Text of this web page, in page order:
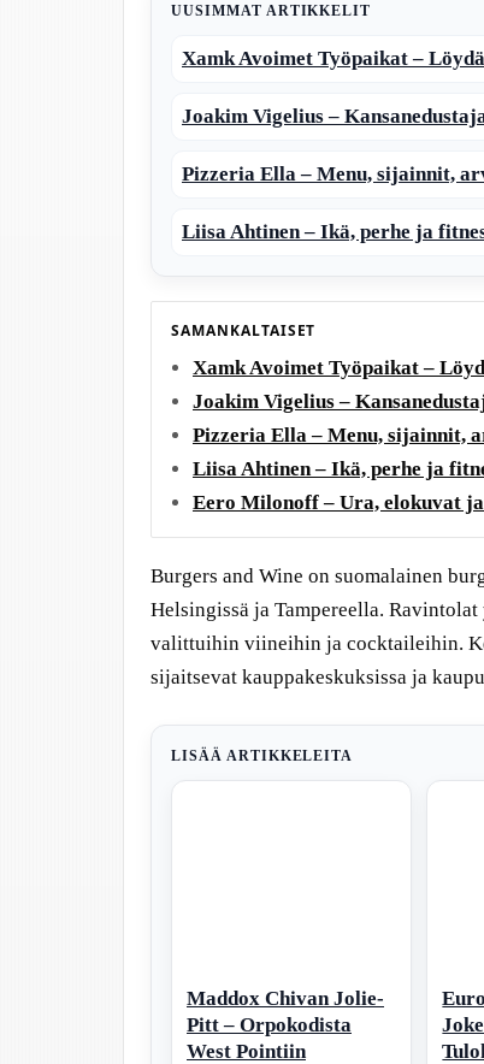
UUSIMMAT ARTIKKELIT
Xamk Avoimet Työpaikat –
Joakim Vigelius –
Pizzeria Ella – Menu, sijainnit,
Liisa Ahtinen – Ikä, perhe ja
SAMANKALTAISET
Xamk Avoimet Työpaikat –
Joakim Vigelius –
Pizzeria Ella – Menu, sijainnit,
Liisa Ahtinen – Ikä, perhe ja
Eero Milonoff – Ura, elokuvat
Burgers and Wine on suomalainen
Helsingissä ja Tampereella.
valittuihin viineihin ja cocktaileihin.
sijaitsevat kauppakeskuksissa ja
LISÄÄ ARTIKKELEITA
Maddox Chivan Jolie-
Pitt – Orpokodista
West Pointiin